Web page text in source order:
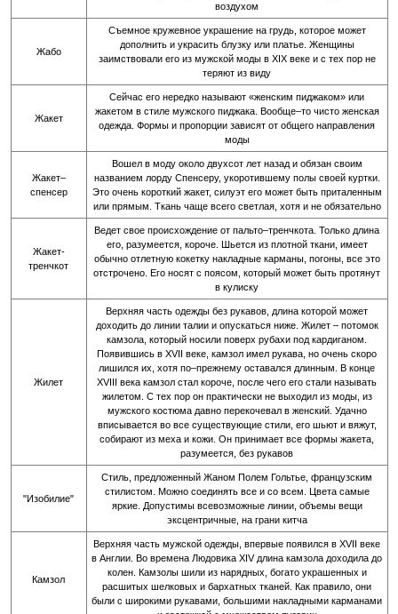
воздухом
Жабо
Съемное кружевное украшение на грудь, которое может
дополнить и украсить блузку или платье. Женщины
заимствовали его из мужской моды в XIX веке и с тех пор не
теряют из виду
Жакет
Сейчас его нередко называют «женским пиджаком» или
жакетом в стиле мужского пиджака. Вообще–то чисто женская
одежда. Формы и пропорции зависят от общего направления
моды
Жакет–
спенсер
Вошел в моду около двухсот лет назад и обязан своим
названием лорду Спенсеру, укоротившему полы своей куртки.
Это очень короткий жакет, силуэт его может быть приталенным
или прямым. Ткань чаще всего светлая, хотя и не обязательно
Жакет-
тренчкот
Ведет свое происхождение от пальто–тренчкота. Только длина
его, разумеется, короче. Шьется из плотной ткани, имеет
обычно отлетную кокетку накладные карманы, погоны, все это
отстрочено. Его носят с поясом, который может быть протянут
в кулиску
Жилет
Верхняя часть одежды без рукавов, длина которой может
доходить до линии талии и опускаться ниже. Жилет – потомок
камзола, который носили поверх рубахи под кардиганом.
Появившись в XVII веке, камзол имел рукава, но очень скоро
лишился их, хотя по–прежнему оставался длинным. В конце
XVIII века камзол стал короче, после чего его стали называть
жилетом. С тех пор он практически не выходил из моды, из
мужского костюма давно перекочевал в женский. Удачно
вписывается во все существующие стили, его шьют и вяжут,
собирают из меха и кожи. Он принимает все формы жакета,
разумеется, без рукавов
"Изобилие"
Стиль, предложенный Жаном Полем Гольтье, французским
стилистом. Можно соединять все и со всем. Цвета самые
яркие. Допустимы всевозможные линии, объемы вещи
эксцентричные, на грани китча
Камзол
Верхняя часть мужской одежды, впервые появился в XVII веке
в Англии. Во времена Людовика XIV длина камзола доходила до
колен. Камзолы шили из нарядных, богато украшенных и
расшитых шелковых и бархатных тканей. Как правило, они
были с широкими рукавами, большими накладными карманами